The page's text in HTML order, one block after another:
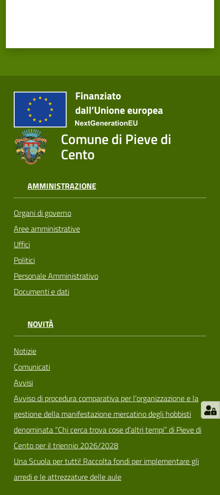
Amministrazione
argomenti...
Seguici
Comune di Pieve di
Cento
AMMINISTRAZIONE
Organi di governo
Aree amministrative
Uffici
Politici
Personale Amministrativo
Documenti e dati
NOVITÀ
Notizie
Comunicati
Avvisi
Avviso di procedura comparativa per l’organizzazione e la
gestione della manifestazione mercatino degli hobbisti
denominata “Chi cerca trova cose d’altri tempi” di Pieve di
Cento per il triennio 2026/2028
Una Scuola per tutti! Raccolta fondi per implementare gli
arredi e le attrezzature delle aule